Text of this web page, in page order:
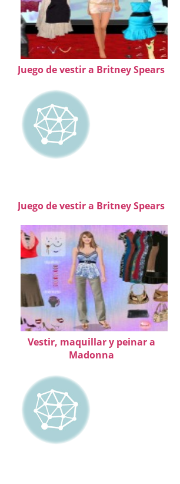
Juego de vestir a Britney Spears
Juego de vestir a Britney Spears
Vestir, maquillar y peinar a
Madonna